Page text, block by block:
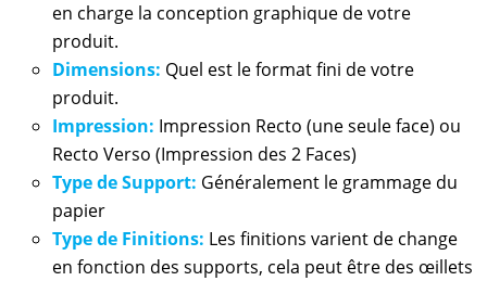
en charge la conception graphique de votre
produit.
Dimensions: Quel est le format fini de votre
produit.
Impression: Impression Recto (une seule face) ou
Recto Verso (Impression des 2 Faces)
Type de Support: Généralement le grammage du
papier
Type de Finitions: Les finitions varient de change
en fonction des supports, cela peut être des œillets